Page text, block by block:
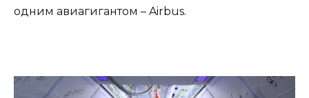
одним авиагигантом – Airbus.